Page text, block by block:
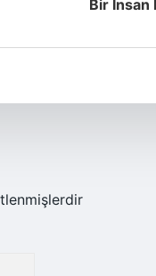
Bir Insan